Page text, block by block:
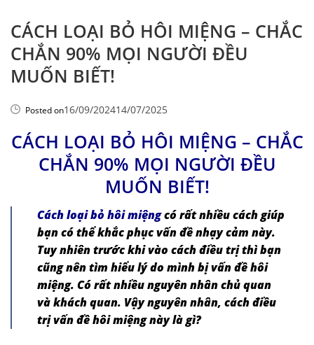
CÁCH LOẠI BỎ HÔI MIỆNG – CHẮC
CHẮN 90% MỌI NGƯỜI ĐỀU
MUỐN BIẾT!
Posted on16/09/202414/07/2025
CÁCH LOẠI BỎ HÔI MIỆNG – CHẮC
CHẮN 90% MỌI NGƯỜI ĐỀU
MUỐN BIẾT!
Cách loại bỏ hôi miệngcó rất nhiều cách giúp
bạn có thể khắc phục vấn đề nhạy cảm này.
Tuy nhiên trước khi vào cách điều trị thì bạn
cũng nên tìm hiểu lý do mình bị vấn đề hôi
miệng. Có rất nhiều nguyên nhân chủ quan
và khách quan. Vậy nguyên nhân, cách điều
trị vấn đề hôi miệng này là gì?